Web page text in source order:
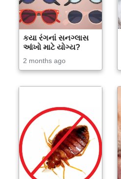
કયા રંગનાં સનગ્લાસ
આંખો માટે યોગ્ય?
2 months ago